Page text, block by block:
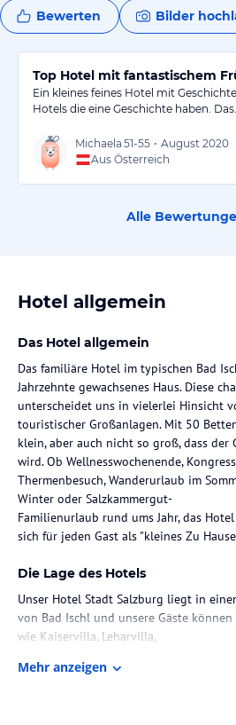
Bewerten Bilder
Top Hotel mit fantastischem
Ein kleines feines Hotel mit
Hotels die eine Geschichte haben. Das…
Michaela 51-55 • August 2020
Aus Österreich
Alle
Hotel allgemein
Das Hotel allgemein
Das familiäre Hotel im typischen Bad
Jahrzehnte gewachsenes Haus. Diese
unterscheidet uns in vielerlei Hinsicht
touristischer Großanlagen. Mit 50
klein, aber auch nicht so groß, dass der
wird. Ob Wellnesswochenende,
Thermenbesuch, Wanderurlaub im
Winter oder Salzkammergut-
Familienurlaub rund ums Jahr, das
Die Lage des Hotels
Unser Hotel Stadt Salzburg liegt in
von Bad Ischl und unsere Gäste
wie Kaiservilla, Leharvilla,
Kurpark, die Therme und das Kongress-
Mehr anzeigen